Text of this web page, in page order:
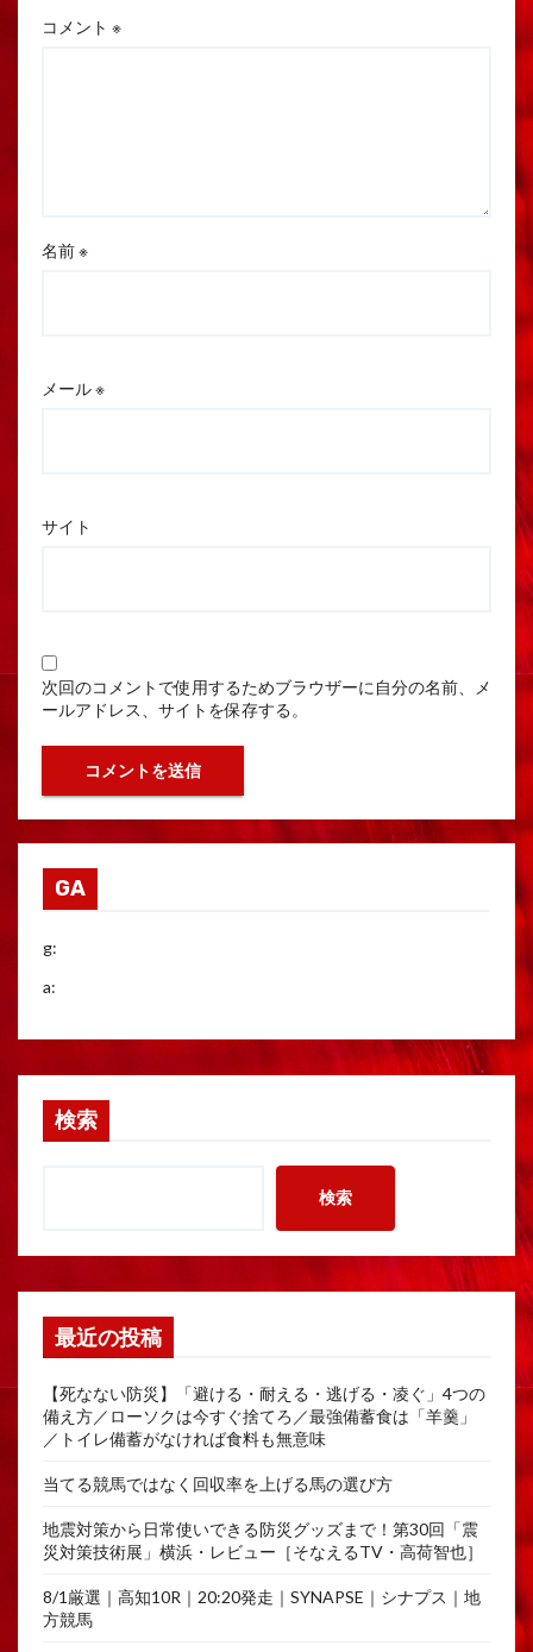
コメント ※
名前※
メール※
サイト
次回のコメントで使用するためブラウザーに自分の名前、メ
ールアドレス、サイトを保存する。
GA
g:
a:
検索
検索
最近の投稿
【死なない防災】「避ける・耐える・逃げる・凌ぐ」4つの
備え方／ローソクは今すぐ捨てろ／最強備蓄食は「羊羹」
／トイレ備蓄がなければ食料も無意味
当てる競馬ではなく回収率を上げる馬の選び方
地震対策から日常使いできる防災グッズまで！第30回「震
災対策技術展」横浜・レビュー［そなえるTV・高荷智也］
8/1厳選｜高知10R｜20:20発走｜SYNAPSE｜シナプス｜地
方競馬